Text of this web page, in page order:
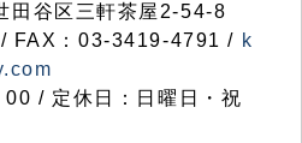
谷区三軒茶屋2-54-8
FAX：03-3419-4791 / k
/ 定休日：日曜日・祝